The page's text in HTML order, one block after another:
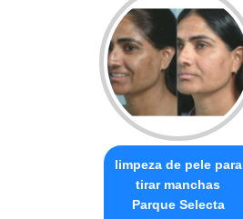
limpeza de pele para
tirar manchas
Parque Selecta